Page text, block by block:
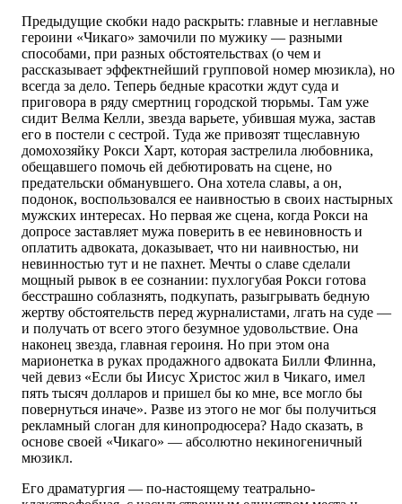
Предыдущие скобки надо раскрыть: главные и неглавные
героини «Чикаго» замочили по мужику — разными
способами, при разных обстоятельствах (о чем и
рассказывает эффектнейший групповой номер мюзикла), но
всегда за дело. Теперь бедные красотки ждут суда и
приговора в ряду смертниц городской тюрьмы. Там уже
сидит Велма Келли, звезда варьете, убившая мужа, застав
его в постели с сестрой. Туда же привозят тщеславную
домохозяйку Рокси Харт, которая застрелила любовника,
обещавшего помочь ей дебютировать на сцене, но
предательски обманувшего. Она хотела славы, а он,
подонок, воспользовался ее наивностью в своих настырных
мужских интересах. Но первая же сцена, когда Рокси на
допросе заставляет мужа поверить в ее невиновность и
оплатить адвоката, доказывает, что ни наивностью, ни
невинностью тут и не пахнет. Мечты о славе сделали
мощный рывок в ее сознании: пухлогубая Рокси готова
бесстрашно соблазнять, подкупать, разыгрывать бедную
жертву обстоятельств перед журналистами, лгать на суде —
и получать от всего этого безумное удовольствие. Она
наконец звезда, главная героиня. Но при этом она
марионетка в руках продажного адвоката Билли Флинна,
чей девиз «Если бы Иисус Христос жил в Чикаго, имел
пять тысяч долларов и пришел бы ко мне, все могло бы
повернуться иначе». Разве из этого не мог бы получиться
рекламный слоган для кинопродюсера? Надо сказать, в
основе своей «Чикаго» — абсолютно некиногеничный
мюзикл.
Его драматургия — по-настоящему театрально-